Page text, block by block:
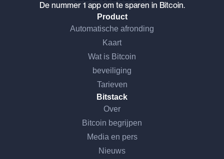
De nummer 1 app om te sparen in Bitcoin.
Product
Automatische afronding
Kaart
Wat is Bitcoin
beveiliging
Tarieven
Bitstack
Over
Bitcoin begrijpen
Media en pers
Nieuws